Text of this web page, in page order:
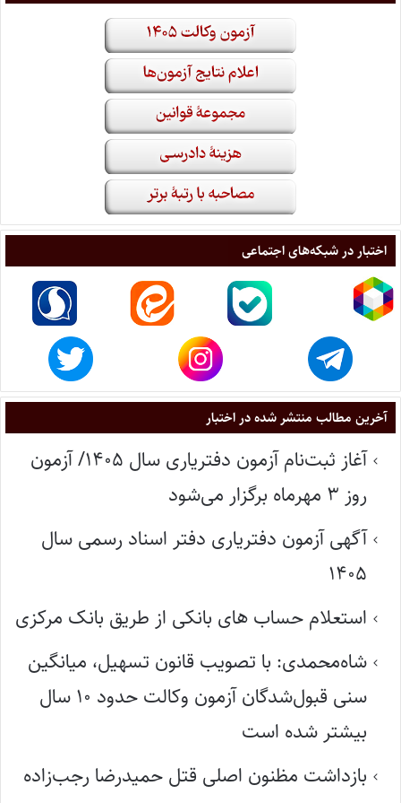
اختبار در شبکه‌های اجتماعی
آخرین مطالب منتشر شده در اختبار
آغاز ثبت‌نام آزمون دفتریاری سال ۱۴۰۵/ آزمون
روز ۳ مهرماه برگزار می‌شود
آگهی آزمون دفتریاری دفتر اسناد رسمی سال
۱۴۰۵
استعلام حساب های بانکی از طریق بانک مرکزی
شاه‌محمدی: با تصویب قانون تسهیل، میانگین
سنی قبول‌شدگان آزمون وکالت حدود ۱۰ سال
بیشتر شده است
بازداشت مظنون اصلی قتل حمیدرضا رجب‌زاده